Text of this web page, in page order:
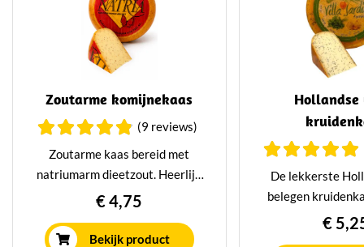
Zoutarme komijnekaas
(9 reviews)
Zoutarme kaas bereid met
natriumarm dieetzout. Heerlijk
romig en kruidig dankzij de
toevoeging van komijnzaadjes.
€ 4,75
Bekijk product
Hollandse
De lekkerste
belegen
met heerlijke
combinatie die
€